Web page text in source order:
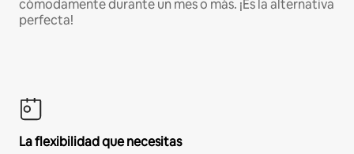
cómodamente durante un mes o más. ¡Es la alternativa
perfecta!
La flexibilidad que necesitas